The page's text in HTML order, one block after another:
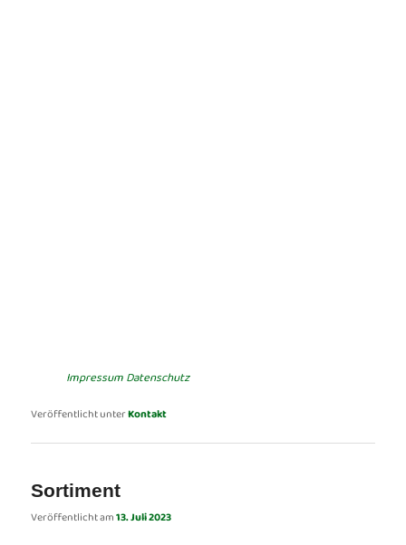
Impressum Datenschutz
Veröffentlicht unterKontakt
Sortiment
Veröffentlicht am13. Juli 2023